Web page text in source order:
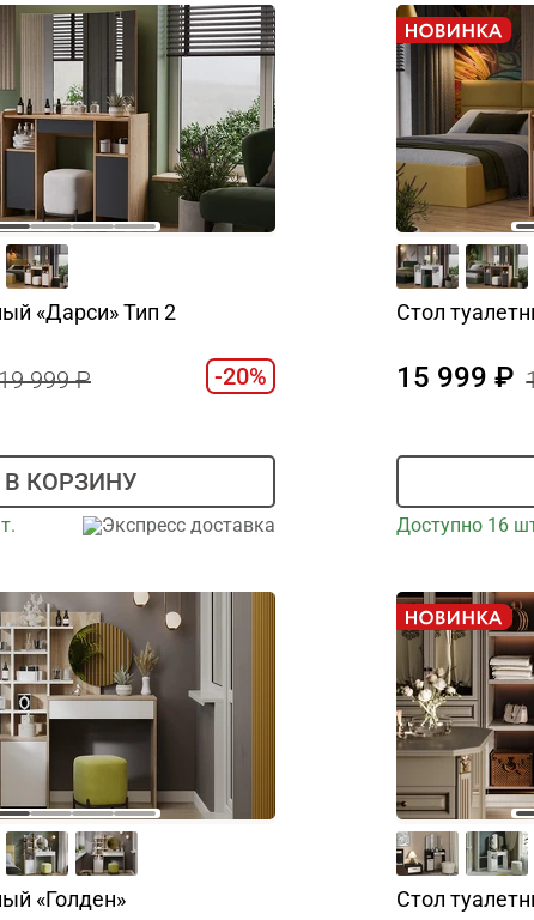
«Дарси» Тип 2
999 -20%
В КОРЗИНУ
Экспресс доставка
Стол
15 999
Доступно 16
«Голден» Стол